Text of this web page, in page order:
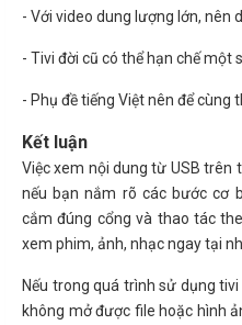
- Với video dung lượng lớn, nên
- Tivi đời cũ có thể hạn chế một
- Phụ đề tiếng Việt nên để cùng
Kết luận
Việc xem nội dung từ USB trên
nếu bạn nắm rõ các bước cơ
cắm đúng cổng và thao tác
xem phim, ảnh, nhạc ngay tại
Nếu trong quá trình sử dụng
không mở được file hoặc hình